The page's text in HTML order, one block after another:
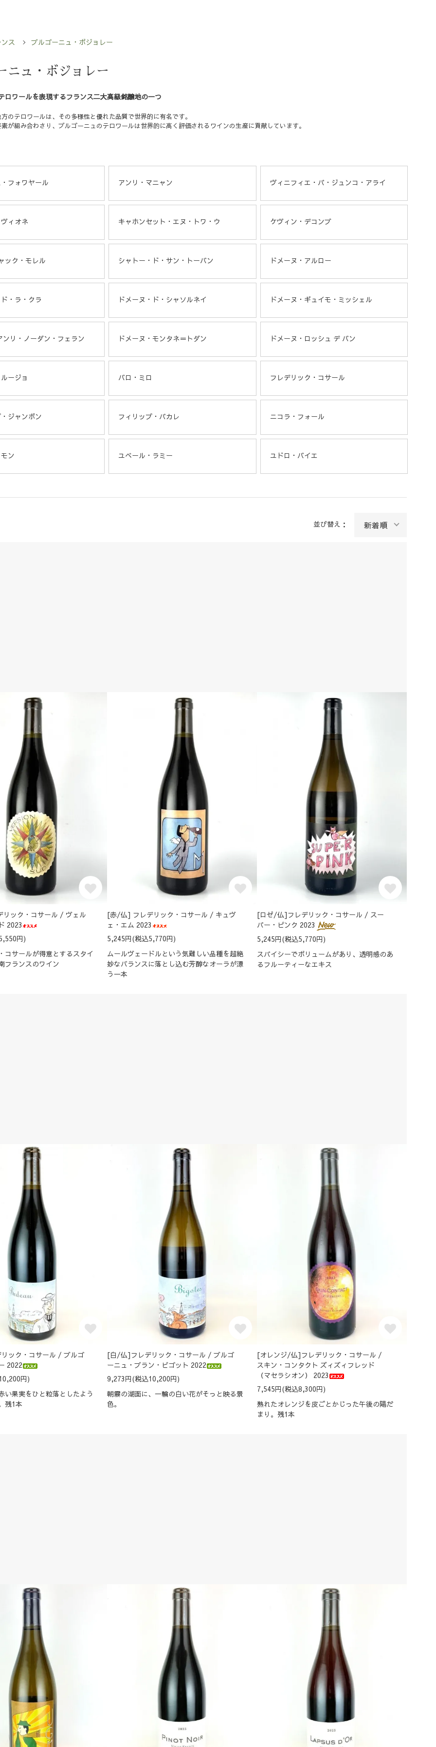
ス ブルゴーニュ・ボジョレー
ニュ・ボジョレー
ロワールを表現するフランス二大高級銘醸地の一つ
のテロワールは、その多様性と優れた品質で世界的に有名です。
が組み合わさり、ブルゴーニュのテロワールは世界的に高く評価されるワインの生産に貢献しています。
フォワヤール アンリ・マニャン ヴィニフィエ・パ・ジュンコ・アライ
ィオネ キャホンセット・エヌ・トワ・ウ ケヴィン・デコンブ
ック・モレル シャトー・ド・サン・トーバン ドメーヌ・アルロー
・ラ・クラ ドメーヌ・ド・シャソルネイ ドメーヌ・ギュイモ・ミッシェル
ンリ・ノーダン・フェラン ドメーヌ・モンタネ＝トダン ドメーヌ・ロッシュ デ バン
ージョ バロ・ミロ フレデリック・コサール
ジャンボン フィリップ・パカレ ニコラ・フォール
ン ユベール・ラミー ユドロ・バイエ
並び替え：
ック・コサール / ヴェル
2023
円)
コサールが得意とするスタイ
フランスのワイン
[赤/仏] フレデリック・コサール / キュヴ
ェ・エム 2023
5,245円(税込5,770円)
ムールヴェードルという気難しい品種を超絶
妙なバランスに落とし込む芳醇なオーラが漂
う一本
[ロゼ/仏]フレデリック・コサール / スー
パー・ピンク 2023
5,245円(税込5,770円)
スパイシーでボリュームがあり、透明感のあ
るフルーティーなエキス
ック・コサール / ブルゴ
2022
円)
い果実をひと粒落としたよう
残1本
[白/仏]フレデリック・コサール / ブルゴ
ーニュ・ブラン・ビゴット 2022
9,273円(税込10,200円)
朝霧の湖面に、一輪の白い花がそっと映る景
色。
[オレンジ/仏]フレデリック・コサール /
スキン・コンタクト ズィズィフレッド
（マセラシオン） 2023
7,545円(税込8,300円)
熟れたオレンジを皮ごとかじった午後の陽だ
まり。残1本